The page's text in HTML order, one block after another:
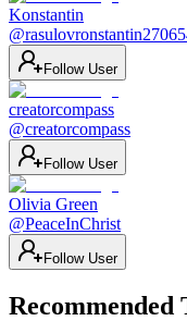
Konstantin
@
Follow User
creatorcompass
@creatorcompass
Follow User
Olivia Green
@PeaceInChrist
Follow User
Recommended